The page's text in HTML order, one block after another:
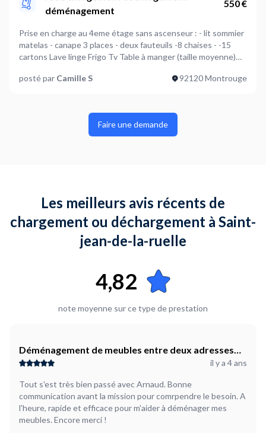
déménagement
550 €
Prise en charge au 4eme étage sans ascenseur : - lit sommier
matelas - canape 3 places - deux fauteuils -8 chaises - -15
cartons Lave linge Frigo Tv Table à manger (taille moyenne)
extérieur Plantes A partir de 14h samedi 7/01 Besoins 3
posté par Camille S 92120 Montrouge
Faire une demande
Les meilleurs avis récents de
chargement ou déchargement à Saint-
jean-de-la-ruelle
4,82
note moyenne sur ce type de prestation
Déménagement de meubles entre deux adresses
dans Paris
il y a 4 ans
Tout s'est très bien passé avec Arnaud. Bonne
communication avant la mission pour comrpendre le besoin. A
l'heure, rapide et efficace pour m'aider à déménager mes
meubles. Encore merci !